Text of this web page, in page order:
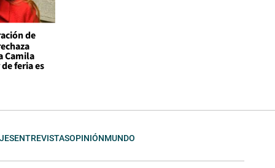
de
Camila
feria es
ENTREVISTASOPINIÓNMUNDO